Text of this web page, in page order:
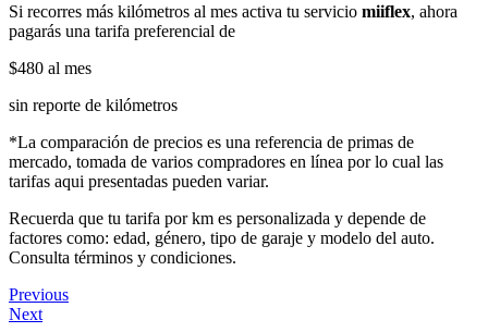
Si recorres más kilómetros al mes activa tu servicio miiflex, ahora
pagarás una tarifa preferencial de
$480 al mes
sin reporte de kilómetros
*La comparación de precios es una referencia de primas de
mercado, tomada de varios compradores en línea por lo cual las
tarifas aqui presentadas pueden variar.
Recuerda que tu tarifa por km es personalizada y depende de
factores como: edad, género, tipo de garaje y modelo del auto.
Consulta términos y condiciones.
Previous
Next